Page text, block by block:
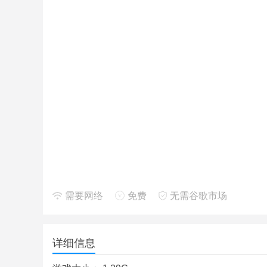
需要网络 免费 无需谷歌市场
详细信息